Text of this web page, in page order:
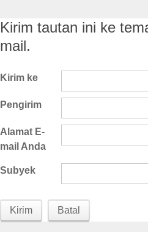
Kirim tautan ini ke
mail.
Kirim ke
Pengirim
Alamat E-
mail Anda
Subyek
Kirim Batal